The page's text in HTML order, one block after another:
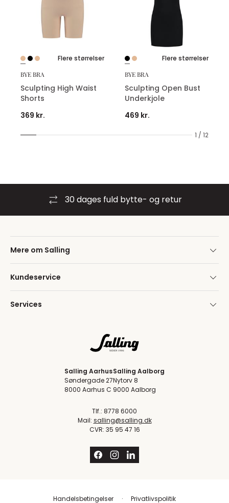
1 / 12
Flere størrelser
BYE BRA
Sculpting High Waist
Shorts
369 kr.
Flere størrelser
BYE BRA
Sculpting Open Bust
Underkjole
469 kr.
30 dages fuld bytte- og retur
Mere om Salling
Kundeservice
Services
Salling Aarhus
Søndergade 27
8000 Aarhus C
Salling Aalborg
Nytorv 8
9000 Aalborg
Tlf.: 8778 6000
Mail: salling@salling.dk
CVR: 35 95 47 16
Handelsbetingelser Privatlivspolitik